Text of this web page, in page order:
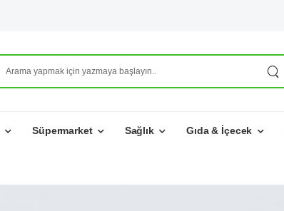
Süpermarket Sağlık Gıda & İçecek